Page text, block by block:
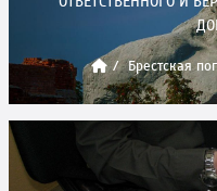
Брестская